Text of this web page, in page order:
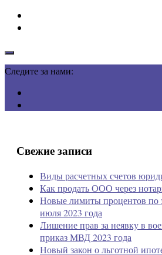
Следите за нами:
Свежие записи
Виды расчетных счетов
Как продать ООО через
Новые лимиты процентов
июля 2023 года
Лишение прав за неявку в
приказ МВД 2023 года
Новый закон о льготной